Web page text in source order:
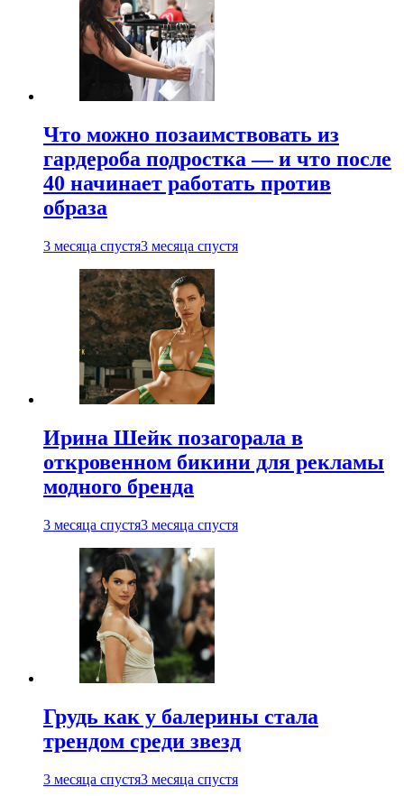
Что можно позаимствовать из
гардероба подростка — и что после
40 начинает работать против
образа
3 месяца спустя3 месяца спустя
Ирина Шейк позагорала в
откровенном бикини для рекламы
модного бренда
3 месяца спустя3 месяца спустя
Грудь как у балерины стала
трендом среди звезд
3 месяца спустя3 месяца спустя